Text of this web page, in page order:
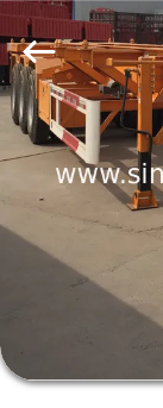
ZU
HAUSE
UNS
INTERNATIONAL
LTD..
All
Rights
Reserved.